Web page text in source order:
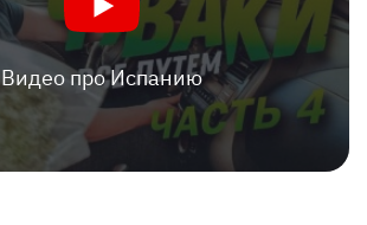
Видео про Испанию